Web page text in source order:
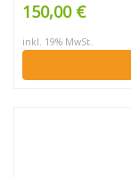
150,00 €
inkl. 19% MwSt.